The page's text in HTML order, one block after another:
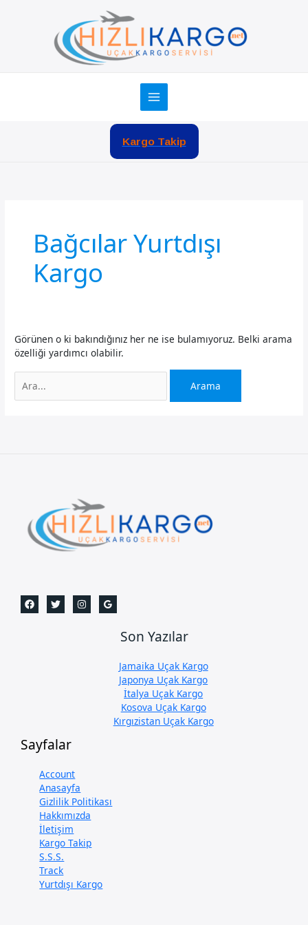
Kargo Takip
Bağcılar Yurtdışı
Kargo
Görünen o ki bakındığınız her ne ise bulamıyoruz. Belki arama
özelliği yardımcı olabilir.
for:
Son Yazılar
Jamaika Uçak Kargo
Japonya Uçak Kargo
İtalya Uçak Kargo
Kosova Uçak Kargo
Kırgızistan Uçak Kargo
Sayfalar
Account
Anasayfa
Gizlilik Politikası
Hakkımızda
İletişim
Kargo Takip
S.S.S.
Track
Yurtdışı Kargo